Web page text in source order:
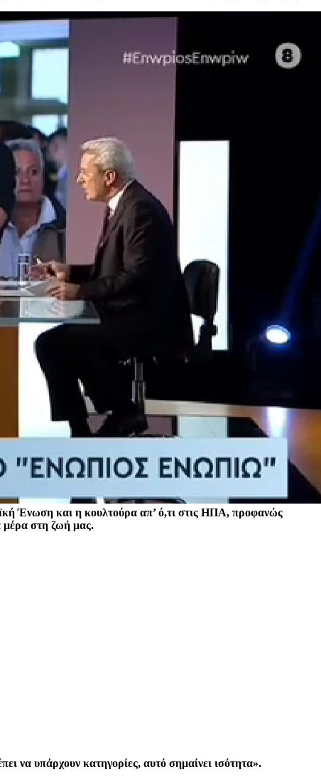
Ένωση και η κουλτούρα απ’ ό,τι στις ΗΠΑ, προφανώς
μέρα στη ζωή μας.
να υπάρχουν κατηγορίες, αυτό σημαίνει ισότητα».